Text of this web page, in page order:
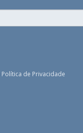
Política de Privacidade